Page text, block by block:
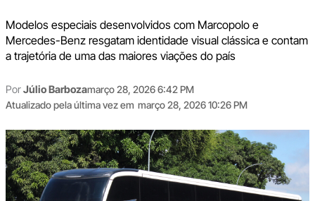
Modelos especiais desenvolvidos com Marcopolo e
Mercedes-Benz resgatam identidade visual clássica e contam
a trajetória de uma das maiores viações do país
PorJúlio Barbozamarço 28, 2026 6:42 PM
Atualizado pela última vez em março 28, 2026 10:26 PM